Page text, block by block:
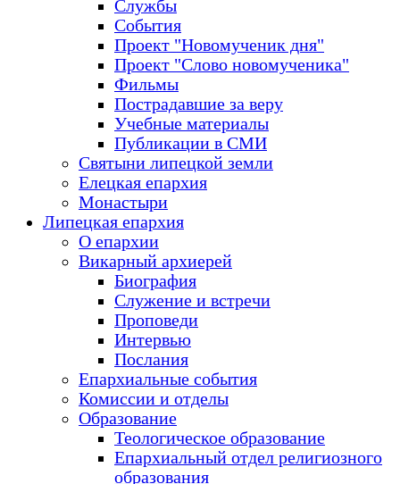
Службы
События
Проект "Новомученик дня"
Проект "Слово новомученика"
Фильмы
Пострадавшие за веру
Учебные материалы
Публикации в СМИ
Святыни липецкой земли
Елецкая епархия
Монастыри
Липецкая епархия
О епархии
Викарный архиерей
Биография
Служение и встречи
Проповеди
Интервью
Послания
Епархиальные события
Комиссии и отделы
Образование
Теологическое образование
Епархиальный отдел религиозного
образования